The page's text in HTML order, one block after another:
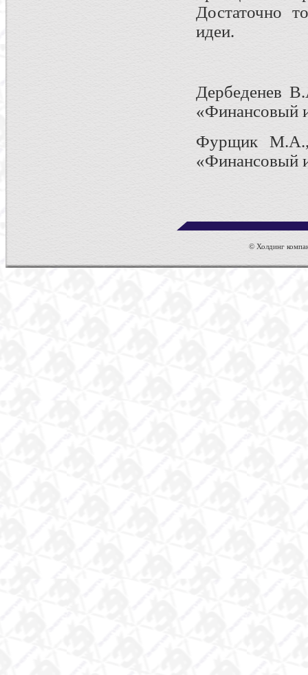
Достаточно
идеи.
Дербеденев
«Финансовый
Фурщик М.А.,
«Финансовый
© Холдинг